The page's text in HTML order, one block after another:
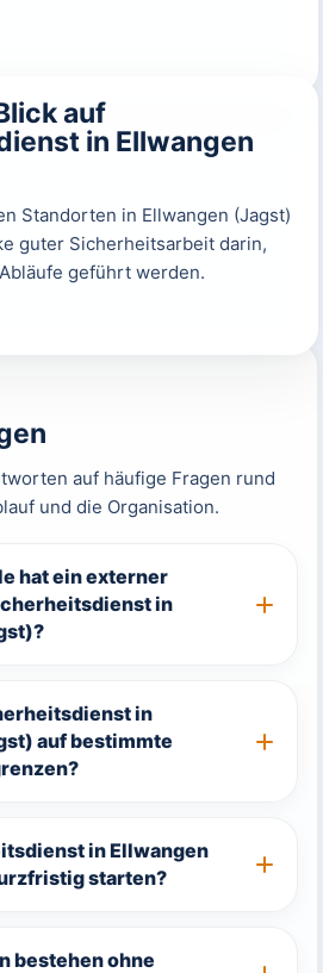
auf
in Ellwangen
Standorten in Ellwangen (Jagst)
guter Sicherheitsarbeit darin,
geführt werden.
auf häufige Fragen rund
und die Organisation.
hat ein externer
in
in
auf bestimmte
in Ellwangen
starten?
bestehen ohne